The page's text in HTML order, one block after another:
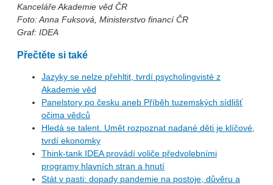
Kanceláře Akademie věd ČR
Foto: Anna Fuksová, Ministerstvo financí ČR
Graf: IDEA
Přečtěte si také
Jazyky se nelze přehltit, tvrdí psycholingvisté z
Akademie věd
Panelstory po česku aneb Příběh tuzemských sídlišť
očima vědců
Hledá se talent. Umět rozpoznat nadané děti je klíčové,
tvrdí ekonomky
Think-tank IDEA provádí voliče předvolebními
programy hlavních stran a hnutí
Stát v pasti: dopady pandemie na postoje, důvěru a